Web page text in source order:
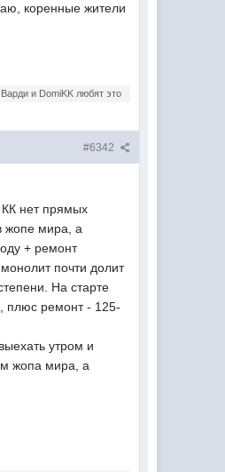
коренные жители
Варди и DomiKK любят это
#6342
нет прямых
жопе мира, а
+ ремонт
почти долит
На старте
плюс ремонт - 125-
утром и
жопа мира, а